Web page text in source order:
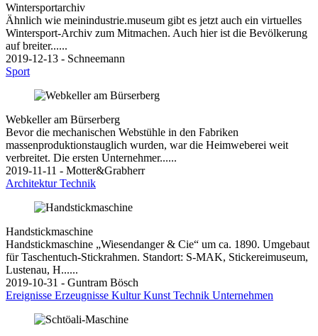
Wintersportarchiv
Ähnlich wie meinindustrie.museum gibt es jetzt auch ein virtuelles
Wintersport-Archiv zum Mitmachen. Auch hier ist die Bevölkerung
auf breiter......
2019-12-13 - Schneemann
Sport
Webkeller am Bürserberg
Bevor die mechanischen Webstühle in den Fabriken
massenproduktionstauglich wurden, war die Heimweberei weit
verbreitet. Die ersten Unternehmer......
2019-11-11 - Motter&Grabherr
ArchitekturTechnik
Handstickmaschine
Handstickmaschine „Wiesendanger & Cie“ um ca. 1890. Umgebaut
für Taschentuch-Stickrahmen. Standort: S-MAK, Stickereimuseum,
Lustenau, H......
2019-10-31 - Guntram Bösch
Ereignisse Erzeugnisse KulturKunst Technik Unternehmen